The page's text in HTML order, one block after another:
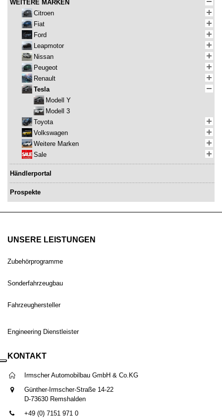
WEITERE MARKEN
Citroen
Fiat
Ford
Leapmotor
Nissan
Peugeot
Renault
Tesla
Modell Y
Modell 3
Toyota
Volkswagen
Weitere Marken
Sale
Händlerportal
Prospekte
UNSERE LEISTUNGEN
Zubehörprogramme
Sonderfahrzeugbau
Fahrzeughersteller
Engineering Dienstleister
KONTAKT
Irmscher Automobilbau GmbH & Co.KG
Günther-Irmscher-Straße 14-22
D-73630 Remshalden
+49 (0) 7151 971 0